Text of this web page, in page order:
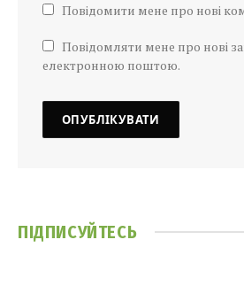
Повідомити мене про нові
Повідомляти мене про нові
електронною поштою.
ПІДПИСУЙТЕСЬ